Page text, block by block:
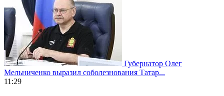
Губернатор Олег
Мельниченко выразил соболезнования Татар...
11:29